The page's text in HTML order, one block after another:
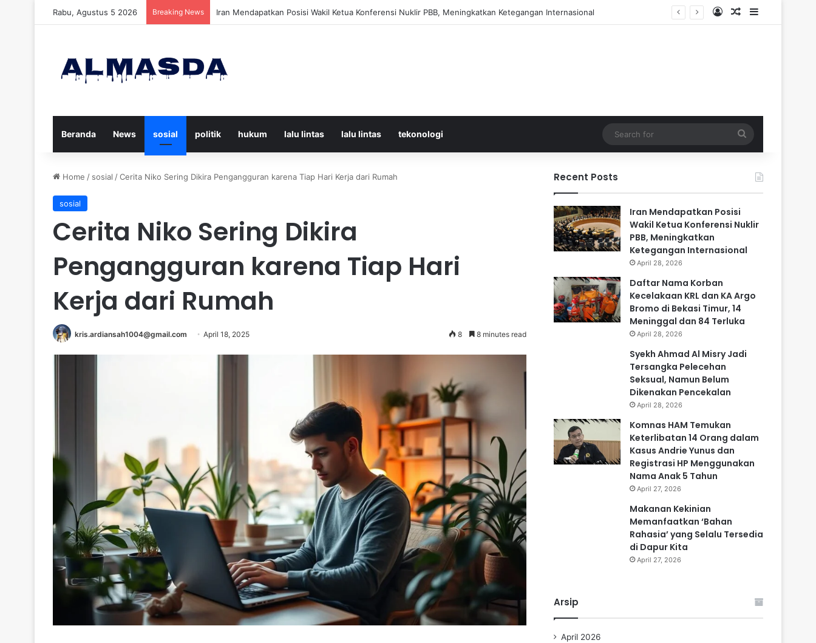
Rabu, Agustus 5 2026 Breaking News Daftar Nama Korban Kecelakaan KRL dan KA Argo Bromo di Bekasi Timur, 14 Meninggal dan 84 Terluka Log InRandom Article
Sidebar
Beranda News sosial politik hukum lalu lintas lalu lintas tekonologi
for
Home / sosial /Cerita Niko Sering Dikira Pengangguran karena Tiap Hari Kerja dari Rumah
sosial
Cerita Niko Sering Dikira
Pengangguran karena Tiap Hari
Kerja dari Rumah
kris.ardiansah1004@gmail.com April 18, 2025 8 8 minutes read
Recent Posts
Iran Mendapatkan Posisi
Wakil Ketua Konferensi Nuklir
PBB, Meningkatkan
Ketegangan Internasional
April 28, 2026
Daftar Nama Korban
Kecelakaan KRL dan KA Argo
Bromo di Bekasi Timur, 14
Meninggal dan 84 Terluka
April 28, 2026
Syekh Ahmad Al Misry Jadi
Tersangka Pelecehan
Seksual, Namun Belum
Dikenakan Pencekalan
April 28, 2026
Komnas HAM Temukan
Keterlibatan 14 Orang dalam
Kasus Andrie Yunus dan
Registrasi HP Menggunakan
Nama Anak 5 Tahun
April 27, 2026
Makanan Kekinian
Memanfaatkan ‘Bahan
Rahasia’ yang Selalu Tersedia
di Dapur Kita
April 27, 2026
Arsip
April 2026